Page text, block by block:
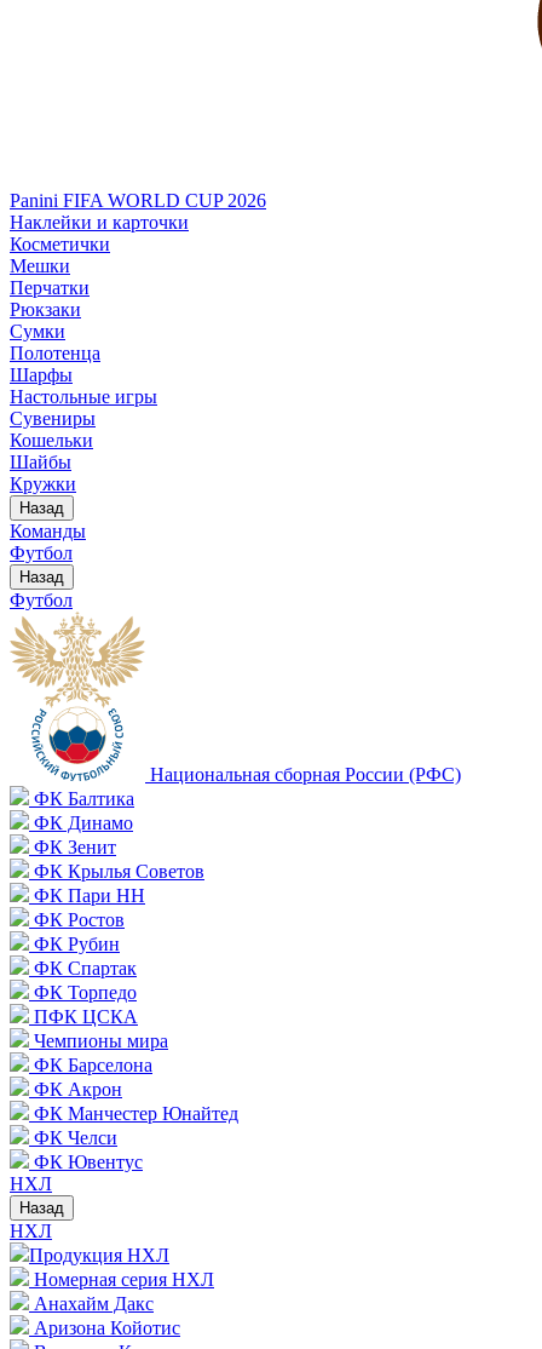
Panini FIFA WORLD CUP 2026
Наклейки и карточки
Косметички
Мешки
Перчатки
Рюкзаки
Сумки
Полотенца
Шарфы
Настольные игры
Сувениры
Кошельки
Шайбы
Кружки
Назад
Команды
Футбол
Назад
Футбол
Национальная сборная России (РФС)
ФК Балтика
ФК Динамо
ФК Зенит
ФК Крылья Советов
ФК Пари НН
ФК Ростов
ФК Рубин
ФК Спартак
ФК Торпедо
ПФК ЦСКА
Чемпионы мира
ФК Барселона
ФК Акрон
ФК Манчестер Юнайтед
ФК Челси
ФК Ювентус
НХЛ
Назад
НХЛ
Продукция НХЛ
Номерная серия НХЛ
Анахайм Дакс
Аризона Койотис